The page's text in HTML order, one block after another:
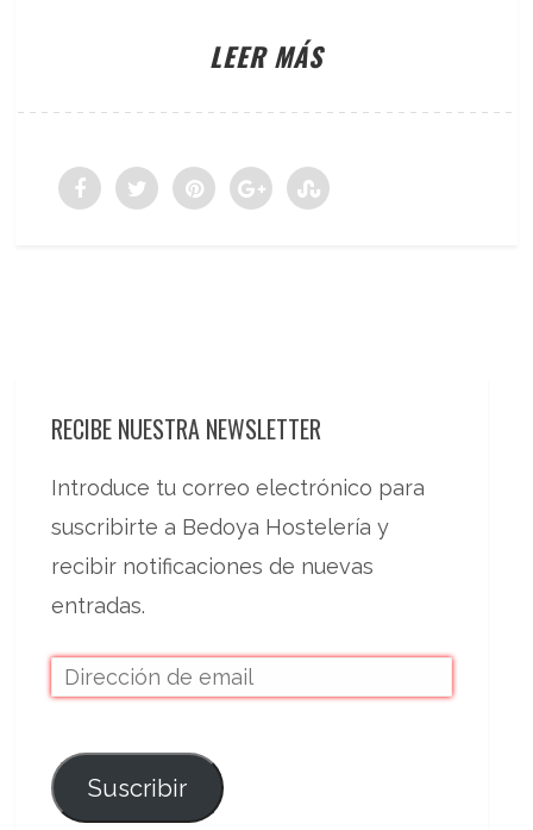
LEER MÁS
RECIBE NUESTRA NEWSLETTER
Introduce tu correo electrónico para
suscribirte a Bedoya Hostelería y
recibir notificaciones de nuevas
entradas.
Suscribir